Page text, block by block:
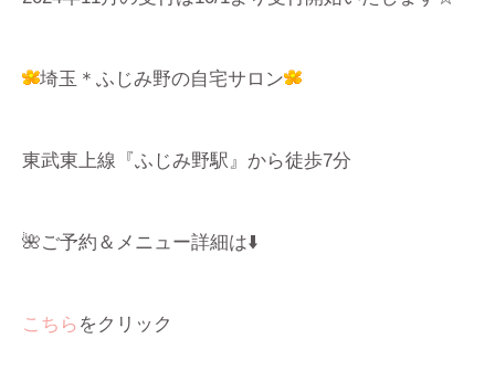
埼玉＊ふじみ野の自宅サロン
東武東上線『ふじみ野駅』から徒歩7分
🌺ご予約＆メニュー詳細は⬇️
こちら をクリック